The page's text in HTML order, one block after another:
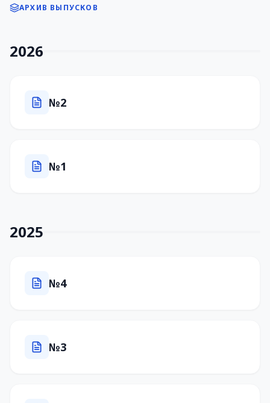
АРХИВ ВЫПУСКОВ
2026
№2
№1
2025
№4
№3